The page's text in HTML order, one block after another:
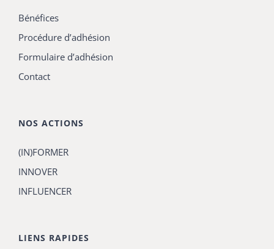
Bénéfices
Procédure d’adhésion
Formulaire d’adhésion
Contact
NOS ACTIONS
(IN)FORMER
INNOVER
INFLUENCER
LIENS RAPIDES